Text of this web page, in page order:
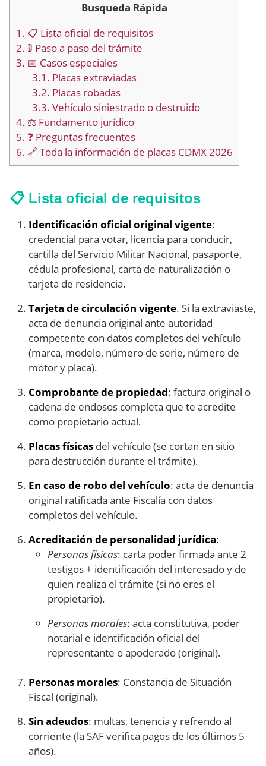
Busqueda Rápida
1. 📋 Lista oficial de requisitos
2. 🚦 Paso a paso del trámite
3. 📅 Casos especiales
3.1. Placas extraviadas
3.2. Placas robadas
3.3. Vehículo siniestrado o destruido
4. ⚖️ Fundamento jurídico
5. ❓ Preguntas frecuentes
6. 🔗 Toda la información de placas CDMX 2026
📋 Lista oficial de requisitos
Identificación oficial original vigente:
credencial para votar, licencia para conducir,
cartilla del Servicio Militar Nacional, pasaporte,
cédula profesional, carta de naturalización o
tarjeta de residencia.
Tarjeta de circulación vigente. Si la extraviaste,
acta de denuncia original ante autoridad
competente con datos completos del vehículo
(marca, modelo, número de serie, número de
motor y placa).
Comprobante de propiedad: factura original o
cadena de endosos completa que te acredite
como propietario actual.
Placas físicas del vehículo (se cortan en sitio
para destrucción durante el trámite).
En caso de robo del vehículo: acta de denuncia
original ratificada ante Fiscalía con datos
completos del vehículo.
Acreditación de personalidad jurídica:
Personas físicas: carta poder firmada ante 2
testigos + identificación del interesado y de
quien realiza el trámite (si no eres el
propietario).
Personas morales: acta constitutiva, poder
notarial e identificación oficial del
representante o apoderado (original).
Personas morales: Constancia de Situación
Fiscal (original).
Sin adeudos: multas, tenencia y refrendo al
corriente (la SAF verifica pagos de los últimos 5
años).